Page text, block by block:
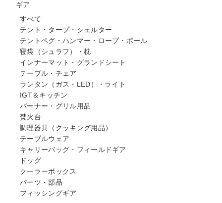
ギア
すべて
テント・タープ・シェルター
テントペグ・ハンマー・ロープ・ポール
寝袋（シュラフ）・枕
インナーマット・グランドシート
テーブル・チェア
ランタン（ガス・LED）・ライト
IGT＆キッチン
バーナー・グリル用品
焚火台
調理器具（クッキング用品）
テーブルウェア
キャリーバッグ・フィールドギア
ドッグ
クーラーボックス
パーツ・部品
フィッシングギア